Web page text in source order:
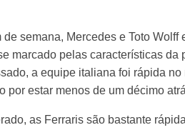
de semana, Mercedes e Toto
marcado pelas características
a equipe italiana foi rápida
por estar menos de um décimo
as Ferraris são bastante